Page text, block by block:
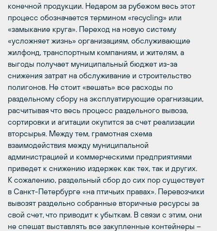
конечной продукции. Недаром за рубежом весь этот
процесс обозначается термином «recycling» или
«замыкание круга». Переход на новую систему
«усложняет жизнь» организациям, обслуживающие
жилфонд, транспортным компаниям, и жителям, а
выгоды получает муниципальный бюджет из-за
снижения затрат на обслуживание и строительство
полигонов. Не стоит «вешать» все расходы по
раздельному сбору на эксплуатирующие орагнизации,
расчитывая что весь процесс раздельного вывоза,
сортировки и агитации окупится за счет реализации
вторсырья. Между тем, грамотная схема
взаимодействия между муниципальной
администрацией и коммерческими предприятиями
приведет к снижению издержек как тех, так и других.
К сожалению, раздельный сбор до сих пор существует
в Санкт-Петербурге «на птичьих правах». Перевозчики
вывозят раздельно собранные вторичные ресурсы за
свой счет, что приводит к убыткам. В связи с этим, они
не спешат выставлять все закупленные контейнеры –